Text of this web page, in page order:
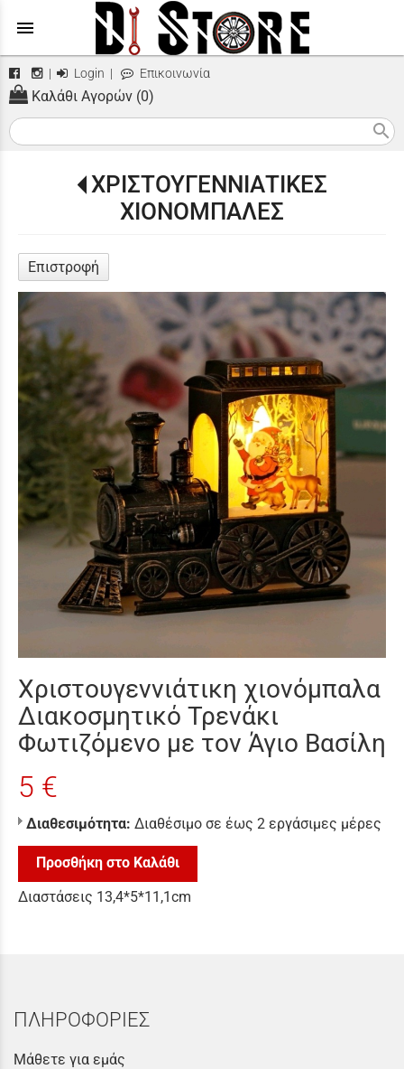
menu
| Login | Επικοινωνία
Καλάθι Αγορών (0)
search
ΧΡΙΣΤΟΥΓΕΝΝΙΑΤΙΚΕΣ
ΧΙΟΝΟΜΠΑΛΕΣ
Επιστροφή
Χριστουγεννιάτικη χιονόμπαλα
Διακοσμητικό Τρενάκι
Φωτιζόμενο με τον Άγιο Βασίλη
5 €
Διαθεσιμότητα: Διαθέσιμο σε έως 2 εργάσιμες μέρες
Προσθήκη στο Καλάθι
Διαστάσεις 13,4*5*11,1cm
ΠΛΗΡΟΦΟΡΙΕΣ
Μάθετε για εμάς